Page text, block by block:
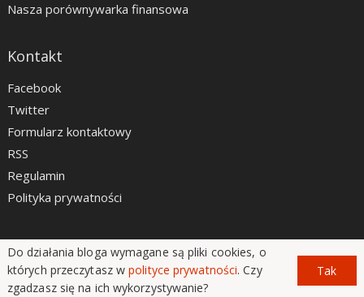
Nasza porównywarka finansowa
Kontakt
Facebook
Twitter
Formularz kontaktowy
RSS
Regulamin
Polityka prywatności
LiveSmarter.pl © 2012 - 2026
Do działania bloga wymagane są pliki cookies, o
których przeczytasz wpolityce prywatności. Czy
zgadzasz się na ich wykorzystywanie?
Tak